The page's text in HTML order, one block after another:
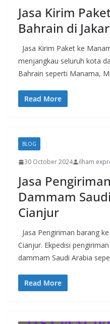
Jasa Kirim
Bahrain di
Jasa Kirim Paket ke
menjangkau seluruh kota
Bahrain seperti Manama,
Read More
BLOG
30 October 2024 ilham
Jasa
Dammam
Cianjur
Jasa Pengiriman barang
Cianjur. Ekpedisi
dammam Saudi Arabia
Read More